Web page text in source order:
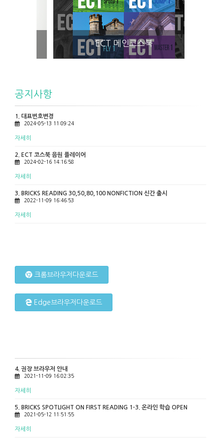
ECT 메인코스북
공지사항
1. 대표번호변경
2024-05-13 11:09:24
자세히
2. ECT 코스북 음원 플레이어
2024-02-16 14:16:58
자세히
3. BRICKS READING 30,50,80,100 NONFICTION 신간 출시
2022-11-09 16:46:53
자세히
크롬브라우저다운로드
Edge브라우저다운로드
4. 권장 브라우저 안내
2021-11-09 16:02:35
자세히
5. BRICKS SPOTLIGHT ON FIRST READING 1-3. 온라인 학습 OPEN
2021-05-12 11:51:55
자세히